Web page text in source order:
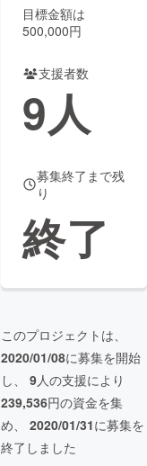
コミュニティ
目標金額は
500,000円
支援者数
9人
募集終了まで残
り
終了
このプロジェクトは、
2020/01/08に募集を開始
し、 9人の支援により
239,536円の資金を集
め、 2020/01/31に募集を
終了しました